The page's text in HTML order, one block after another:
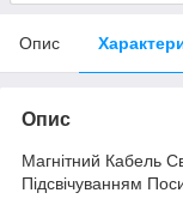
Опис
Опис
Магнітний Кабель
Підсвічуванням